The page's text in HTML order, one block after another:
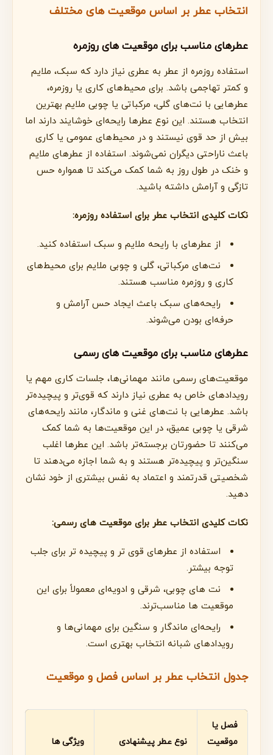
انتخاب عطر بر اساس موقعیت های مختلف
عطرهای مناسب برای موقعیت های روزمره
استفاده روزمره از عطر به عطری نیاز دارد که سبک، ملایم
و کمتر تهاجمی باشد. برای محیط‌های کاری یا روزمره،
عطرهایی با نت‌های گلی، مرکباتی یا چوبی ملایم بهترین
انتخاب هستند. این نوع عطرها رایحه‌ای خوشایند دارند اما
بیش از حد قوی نیستند و در محیط‌های عمومی یا کاری
باعث ناراحتی دیگران نمی‌شوند. استفاده از عطرهای ملایم
و خنک در طول روز به شما کمک می‌کند تا همواره حس
تازگی و آرامش داشته باشید.
نکات کلیدی انتخاب عطر برای استفاده روزمره:
از عطرهای با رایحه ملایم و سبک استفاده کنید.
نت‌های مرکباتی، گلی و چوبی ملایم برای محیط‌های
کاری و روزمره مناسب هستند.
رایحه‌های سبک باعث ایجاد حس آرامش و
حرفه‌ای بودن می‌شوند.
عطرهای مناسب برای موقعیت های رسمی
موقعیت‌های رسمی مانند مهمانی‌ها، جلسات کاری مهم یا
رویدادهای خاص به عطری نیاز دارند که قوی‌تر و پیچیده‌تر
باشد. عطرهایی با نت‌های غنی و ماندگار، مانند رایحه‌های
شرقی یا چوبی عمیق، در این موقعیت‌ها به شما کمک
می‌کنند تا حضورتان برجسته‌تر باشد. این عطرها اغلب
سنگین‌تر و پیچیده‌تر هستند و به شما اجازه می‌دهند تا
شخصیتی قدرتمند و اعتماد به نفس بیشتری از خود نشان
دهید.
نکات کلیدی انتخاب عطر برای موقعیت های رسمی:
استفاده از عطرهای قوی تر و پیچیده تر برای جلب
توجه بیشتر.
نت های چوبی، شرقی و ادویه‌ای معمولاً برای این
موقعیت ها مناسب‌ترند.
رایحه‌ای ماندگار و سنگین برای مهمانی‌ها و
رویدادهای شبانه انتخاب بهتری است.
جدول انتخاب عطر بر اساس فصل و موقعیت
فصل یا
موقعیت
نوع عطر پیشنهادی ویژگی ها